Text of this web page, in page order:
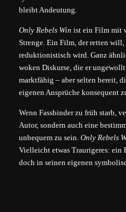
bleibt Andeutung.
Only Rebels Win ist ein Film mit
Strenge. Ein Film, der retten will,
reduktionistisch wird. Ganz
woken Diskurse, die er
marktfähig – aber selten bereit,
eigenen Ansprüche konsequent
Wenn Fassbinder zu früh starb,
Autor, sondern auch eine
unbequem zu sein.Only Rebels
Vielleicht etwas Traurigeres: ein
doch in seinen eigenen